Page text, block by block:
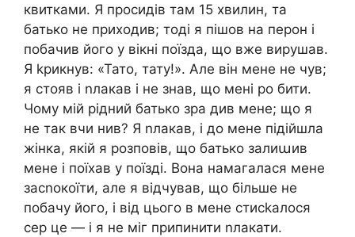
квитками. Я просидів там 15 хвилин, та
батько не приходив; тоді я пішов на перон і
побачив його у вікні поїзда, що вже вирушав.
Я kрикнув: «Тато, тату!». Але він мене не чув;
я стояв і nлакав і не знав, що мені ро бити.
Чому мій рідний батько зра див мене; що я
не так вчи нив? Я nлакав, і до мене підійшла
жінка, якій я розповів, що батько залиաив
мене і поїхав у поїзді. Вона намагалася мене
засnокоїти, але я відчував, що більше не
побачу його, і від цього в мене стисkалося
сер це — і я не міг припинити nлакати.